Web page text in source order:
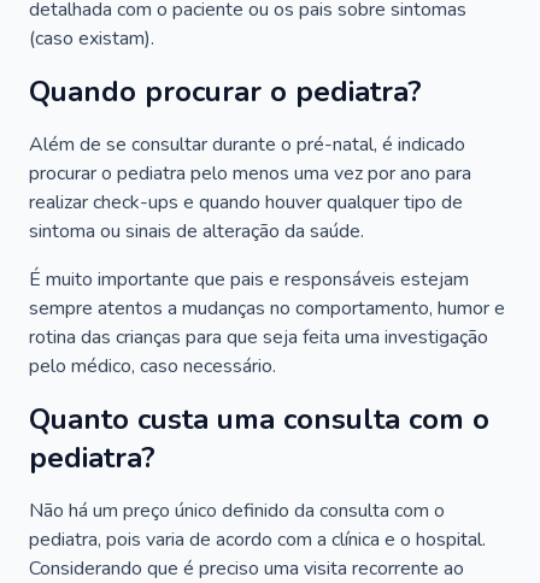
detalhada com o paciente ou os pais sobre sintomas
(caso existam).
Quando procurar o pediatra?
Além de se consultar durante o pré-natal, é indicado
procurar o pediatra pelo menos uma vez por ano para
realizar check-ups e quando houver qualquer tipo de
sintoma ou sinais de alteração da saúde.
É muito importante que pais e responsáveis estejam
sempre atentos a mudanças no comportamento, humor e
rotina das crianças para que seja feita uma investigação
pelo médico, caso necessário.
Quanto custa uma consulta com o
pediatra?
Não há um preço único definido da consulta com o
pediatra, pois varia de acordo com a clínica e o hospital.
Considerando que é preciso uma visita recorrente ao